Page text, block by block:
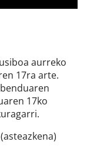
aurreko
17ra arte.
17ko